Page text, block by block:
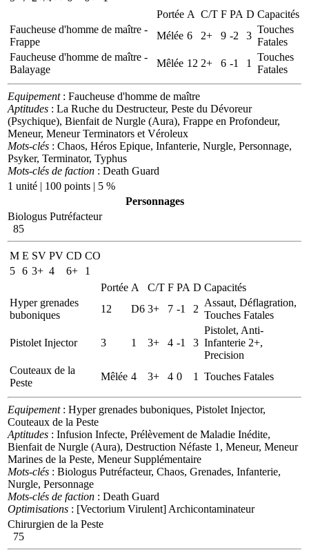
Portée A C/T F PA D Capacités
Faucheuse d'homme de maître -
Frappe
Mélée 6 2+ 9 -2 3
Touches
Fatales
Faucheuse d'homme de maître -
Balayage
Mêlée 12 2+ 6 -1 1
Touches
Fatales
Equipement: Faucheuse d'homme de maître
Aptitudes : La Ruche du Destructeur, Peste du Dévoreur
(Psychique), Bienfait de Nurgle (Aura), Frappe en Profondeur,
Meneur, Meneur Terminators et Véroleux
Mots-clés : Chaos, Héros Epique, Infanterie, Nurgle, Personnage,
Psyker, Terminator, Typhus
Mots-clés de faction : Death Guard
1 unité | 100 points | 5 %
Personnages
Biologus Putréfacteur
85
M E SV PV CD CO
5 6 3+ 4 6+
1
Portée A C/T F PA D Capacités
Hyper grenades
buboniques
12 D6 3+ 7 -1 2
Assaut, Déflagration,
Touches Fatales
Pistolet Injector 3 1 3+ 4 -1 3
Pistolet, Anti-
Infanterie 2+,
Precision
Couteaux de la
Peste
Mêlée 4 3+ 4 0 1 Touches Fatales
Equipement: Hyper grenades buboniques, Pistolet Injector,
Couteaux de la Peste
Aptitudes : Infusion Infecte, Prélèvement de Maladie Inédite,
Bienfait de Nurgle (Aura), Destruction Néfaste 1, Meneur, Meneur
Marines de la Peste, Meneur Supplémentaire
Mots-clés : Biologus Putréfacteur, Chaos, Grenades, Infanterie,
Nurgle, Personnage
Mots-clés de faction : Death Guard
Optimisations : [Vectorium Virulent] Archicontaminateur
Chirurgien de la Peste
75